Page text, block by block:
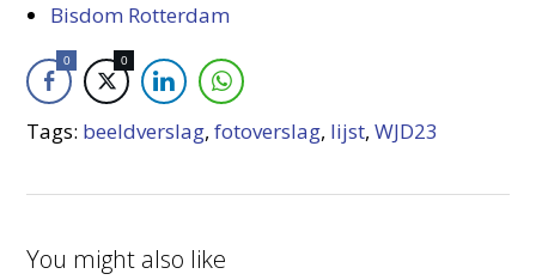
Bisdom Rotterdam
0 0
Tags: beeldverslag,fotoverslag, lijst,WJD23
You might also like